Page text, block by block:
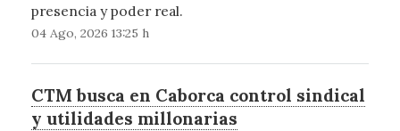
presencia y poder real.
04 Ago, 2026 13:25 h
CTM busca en Caborca control sindical
y utilidades millonarias